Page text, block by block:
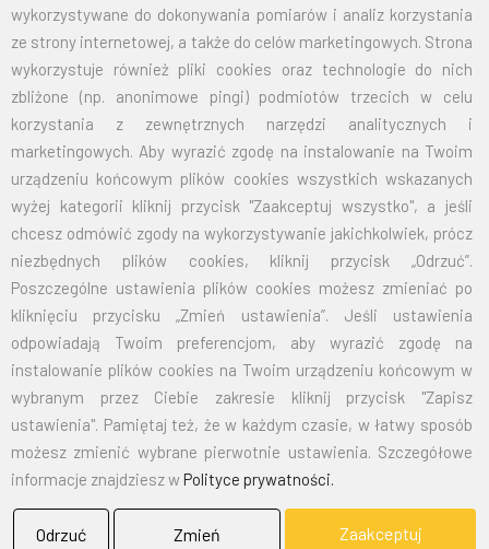
wykorzystywane do dokonywania pomiarów i analiz korzystania
ze strony internetowej, a także do celów marketingowych. Strona
wykorzystuje również pliki cookies oraz technologie do nich
zbliżone (np. anonimowe pingi) podmiotów trzecich w celu
korzystania z zewnętrznych narzędzi analitycznych i
marketingowych. Aby wyrazić zgodę na instalowanie na Twoim
urządzeniu końcowym plików cookies wszystkich wskazanych
wyżej kategorii kliknij przycisk "Zaakceptuj wszystko", a jeśli
chcesz odmówić zgody na wykorzystywanie jakichkolwiek, prócz
niezbędnych plików cookies, kliknij przycisk „Odrzuć”.
Poszczególne ustawienia plików cookies możesz zmieniać po
kliknięciu przycisku „Zmień ustawienia”. Jeśli ustawienia
odpowiadają Twoim preferencjom, aby wyrazić zgodę na
instalowanie plików cookies na Twoim urządzeniu końcowym w
wybranym przez Ciebie zakresie kliknij przycisk "Zapisz
ustawienia". Pamiętaj też, że w każdym czasie, w łatwy sposób
możesz zmienić wybrane pierwotnie ustawienia. Szczegółowe
informacje znajdziesz wPolityce prywatności.
Odrzuć
Zmień
Zaakceptuj
15X24 12,50 15,38
30X50 19,00 23,37
50X80 26,00 31,98
70X110 32,50 39,98
100X160 67,50 83,03
125X200 105,00 129,15
150X240 151,50 186,35
EMAIL:marketing@bielflag.pl,biuro@bielflag.pl
TELEFON:
600 42 11 90,33/816 21 78